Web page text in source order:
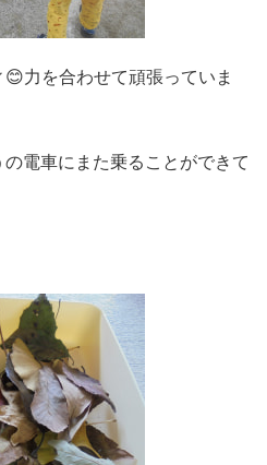
力を合わせて頑張っていま
電車にまた乗ることができて